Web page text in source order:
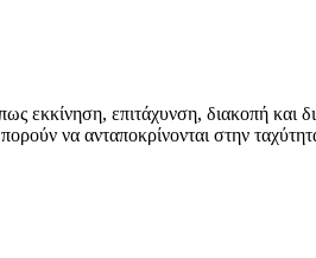
εκκίνηση, επιτάχυνση, διακοπή και
να ανταποκρίνονται στην